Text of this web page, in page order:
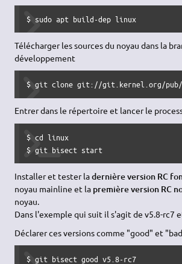
$ sudo apt build-dep linux
Télécharger les sources du noyau dans la
développement
$ git clone git://git.kernel.org/
Entrer dans le répertoire et lancer le
$ cd linux
$ git bisect start
Installer et tester ladernière version RC
noyau mainline et la première version RC
noyau.
Dans l'exemple qui suit il s'agit de v5.8-rc7
Déclarer ces versions comme "good" et
$ git bisect good v5.8-rc7